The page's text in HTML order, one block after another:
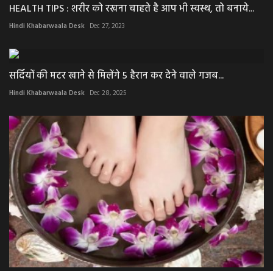
HEALTH TIPS : शरीर को रखना चाहते है आप भी स्वस्थ, तो बनाये...
Hindi Khabarwaala Desk Dec 27, 2023
सर्दियों की मटर खाने से मिलेंगे 5 हैरान कर देने वाले गजब...
Hindi Khabarwaala Desk Dec 28, 2025